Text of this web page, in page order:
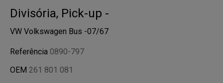
Divisória, Pick-up -
VW Volkswagen Bus -07/67
Referência 0890-797
OEM 261 801 081